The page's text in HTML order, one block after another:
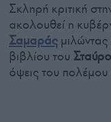
Σκληρή κριτική
ακολουθεί η
Σαμαράς
βιβλίου του
όψεις του